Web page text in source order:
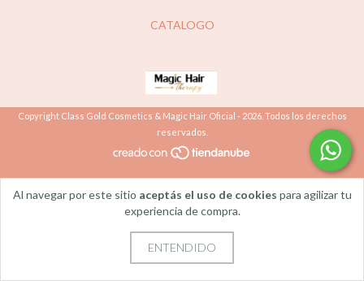
Al navegar por este sitio aceptás el uso de cookies para agilizar tu
experiencia de compra.
ENTENDIDO
CATALOGO
Copyright Class Gold Cosmetics & Magic Hair Oficial - 2026. Todos los derechos
reservados.